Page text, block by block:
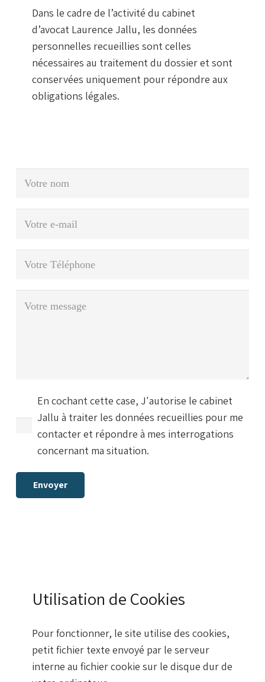
Dans le cadre de l’activité du cabinet
d’avocat Laurence Jallu, les données
personnelles recueillies sont celles
nécessaires au traitement du dossier et sont
conservées uniquement pour répondre aux
obligations légales.
En cochant cette case, J'autorise le cabinet
Jallu à traiter les données recueillies pour me
contacter et répondre à mes interrogations
concernant ma situation.
Utilisation de Cookies
Pour fonctionner, le site utilise des cookies,
petit fichier texte envoyé par le serveur
interne au fichier cookie sur le disque dur de